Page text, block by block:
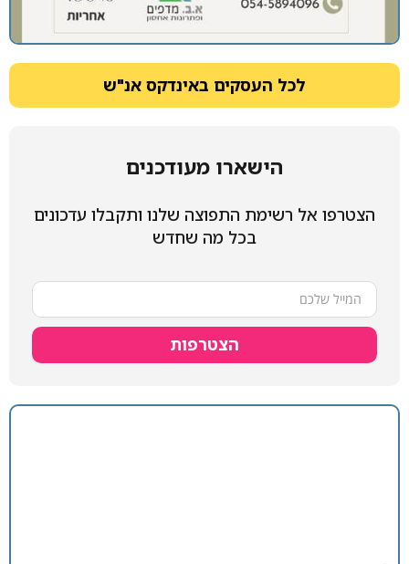
לכל העסקים באינדקס אנ"ש
הישארו מעודכנים
הצטרפו אל רשימת התפוצה שלנו ותקבלו עדכונים
בכל מה שחדש
הצטרפות